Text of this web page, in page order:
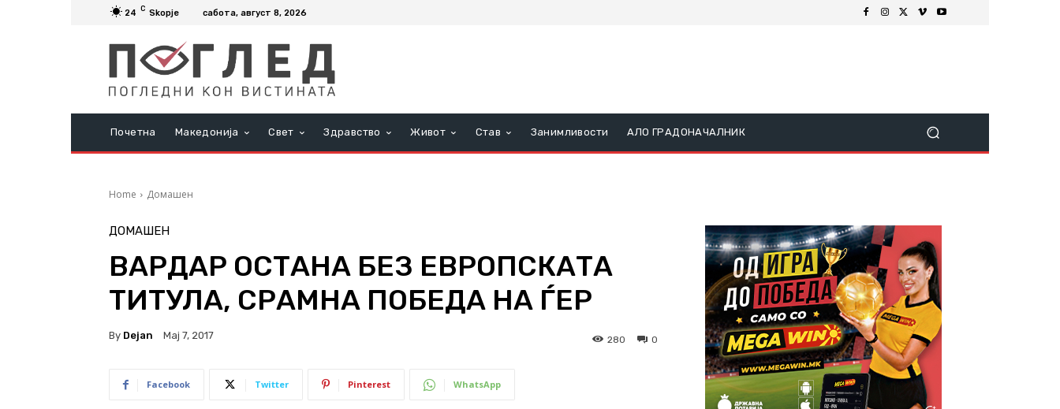
24 C Skopje сабота, август 8, 2026
Почетна Македонија Свет Здравство Живот Став Занимливости АЛО ГРАДОНАЧАЛНИК
Home Домашен
ДОМАШЕН
ВАРДАР ОСТАНА БЕЗ ЕВРОПСКАТА
ТИТУЛА, СРАМНА ПОБЕДА НА ЃЕР
By Dejan Мај 7, 2017 0
280
Facebook Twitter Pinterest WhatsApp